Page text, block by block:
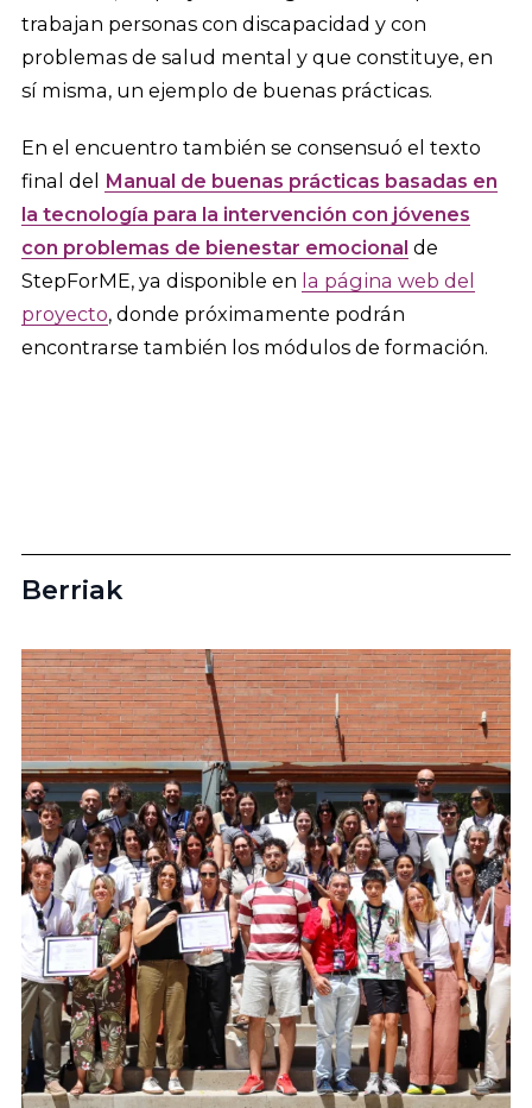
trabajan personas con discapacidad y con
problemas de salud mental y que constituye, en
sí misma, un ejemplo de buenas prácticas.
En el encuentro también se consensuó el texto
final del Manual de buenas prácticas basadas en
la tecnología para la intervención con jóvenes
con problemas de bienestar emocional de
StepForME, ya disponible en la página web del
proyecto, donde próximamente podrán
encontrarse también los módulos de formación.